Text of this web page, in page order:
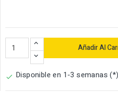
Añadir Al
 Disponible en 1-3 semanas (*)